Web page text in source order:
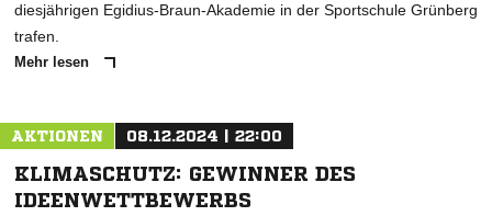
diesjährigen Egidius-Braun-Akademie in der Sportschule Grünberg
trafen.
Mehr lesen
AKTIONEN 08.12.2024 | 22:00
KLIMASCHUTZ: GEWINNER DES
IDEENWETTBEWERBS